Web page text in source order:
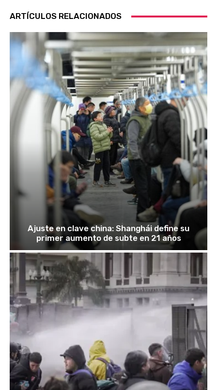
ARTÍCULOS RELACIONADOS
Ajuste en clave china: Shanghái define su
primer aumento de subte en 21 años